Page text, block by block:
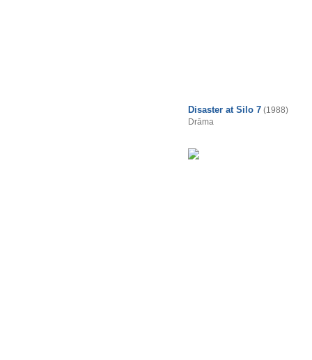
Disaster at Silo 7 (1988)
Drāma